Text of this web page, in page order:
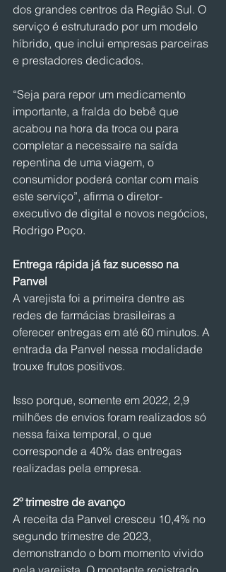
dos grandes centros da Região Sul. O
serviço é estruturado por um modelo
híbrido, que inclui empresas parceiras
e prestadores dedicados.
“Seja para repor um medicamento
importante, a fralda do bebê que
acabou na hora da troca ou para
completar a necessaire na saída
repentina de uma viagem, o
consumidor poderá contar com mais
este serviço”, afirma o diretor-
executivo de digital e novos negócios,
Rodrigo Poço.
Entrega rápida já faz sucesso na
Panvel
A varejista foi a primeira dentre as
redes de farmácias brasileiras a
oferecer entregas em até 60 minutos. A
entrada da Panvel nessa modalidade
trouxe frutos positivos.
Isso porque, somente em 2022, 2,9
milhões de envios foram realizados só
nessa faixa temporal, o que
corresponde a 40% das entregas
realizadas pela empresa.
2º trimestre de avanço
A receita da Panvel cresceu 10,4% no
segundo trimestre de 2023,
demonstrando o bom momento vivido